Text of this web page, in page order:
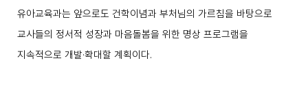
유아교육과는 앞으로도 건학이념과 부처님의 가르침을 바탕으로
교사들의 정서적 성장과 마음돌봄을 위한 명상 프로그램을
지속적으로 개발·확대할 계획이다.